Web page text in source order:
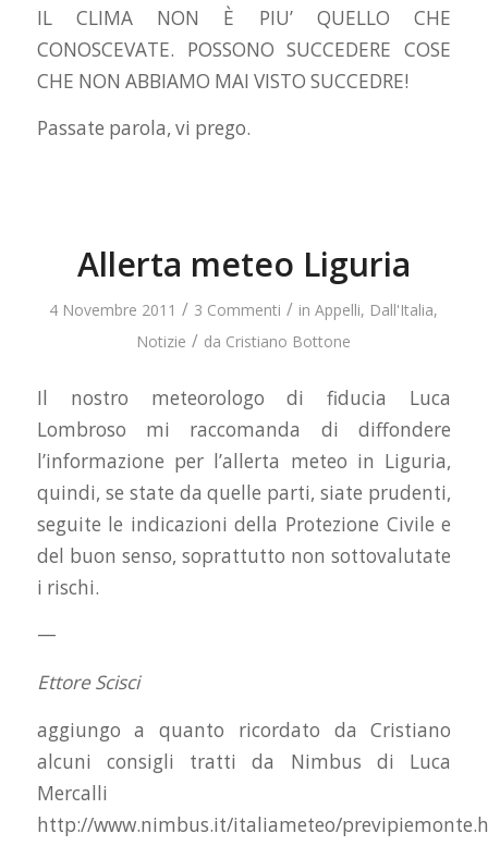
IL CLIMA NON È PIU’ QUELLO CHE
CONOSCEVATE. POSSONO SUCCEDERE COSE
CHE NON ABBIAMO MAI VISTO SUCCEDRE!
Passate parola, vi prego.
Allerta meteo Liguria
4 Novembre 2011 / 3 Commenti / inAppelli, Dall'Italia,
Notizie / da Cristiano Bottone
Il nostro meteorologo di fiducia Luca
Lombroso mi raccomanda di diffondere
l’informazione per l’allerta meteo in Liguria,
quindi, se state da quelle parti, siate prudenti,
seguite le indicazioni della Protezione Civile e
del buon senso, soprattutto non sottovalutate
i rischi.
—
Ettore Scisci
aggiungo a quanto ricordato da Cristiano
alcuni consigli tratti da Nimbus di Luca
Mercalli
http://www.nimbus.it/italiameteo/